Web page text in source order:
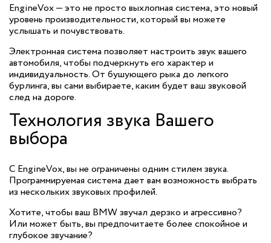
EngineVox — это не просто выхлопная система, это новый
уровень производительности, который вы можете
услышать и почувствовать.
Электронная система позволяет настроить звук вашего
автомобиля, чтобы подчеркнуть его характер и
индивидуальность. От бушующего рыка до легкого
бурлинга, вы сами выбираете, каким будет ваш звуковой
след на дороге.
Технология звука Вашего
выбора
С EngineVox, вы не ограничены одним стилем звука.
Программируемая система дает вам возможность выбрать
из нескольких звуковых профилей.
Хотите, чтобы ваш BMW звучал дерзко и агрессивно?
Или может быть, вы предпочитаете более спокойное и
глубокое звучание?